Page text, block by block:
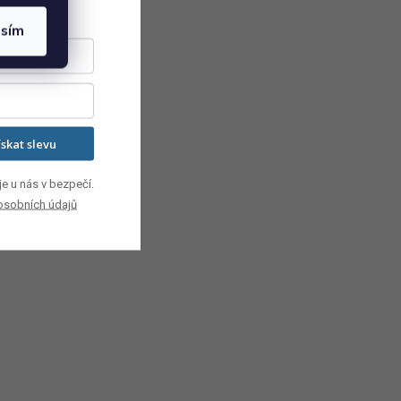
slevu
u nás v bezpečí.
údajů